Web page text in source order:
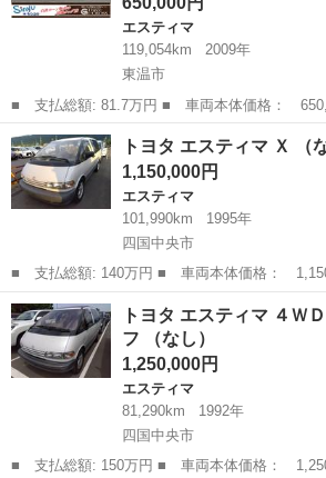
エスティマ
119,054km
2009年
東温市
■ 支払総額: 81.7万円 ■ 車両本体価格： 650,000 円 ■ メーカー
名： トヨタ ■ 車種名： エスティマ ■ グレ
ス ＥＴＣ バックカメラ ナビ オートクルー
側電動スライド...
愛媛 東温市 エスティマ
トヨタ エスティマ Ｘ （
1,150,000円
エスティマ
101,990km
1995年
四国中央市
■ 支払総額: 140万円 ■ 車両本体価格： 1,150,000 円 ■ メーカー
名： トヨタ ■ 車種名： エスティマ ■ グ
気量： 2400cc ■ ドア枚数： 4D ■ ミッシ
愛媛 四国中央市
トヨタ エスティマ ４Ｗ
フ （なし）
1,250,000円
エスティマ
81,290km
1992年
四国中央市
■ 支払総額: 150万円 ■ 車両本体価格： 1,250,000 円 ■ メーカー